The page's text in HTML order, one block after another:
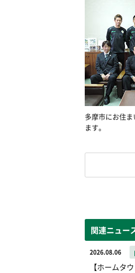
多摩市にお住
ます。
関連ニュー
2026.08.06
【ホームタ